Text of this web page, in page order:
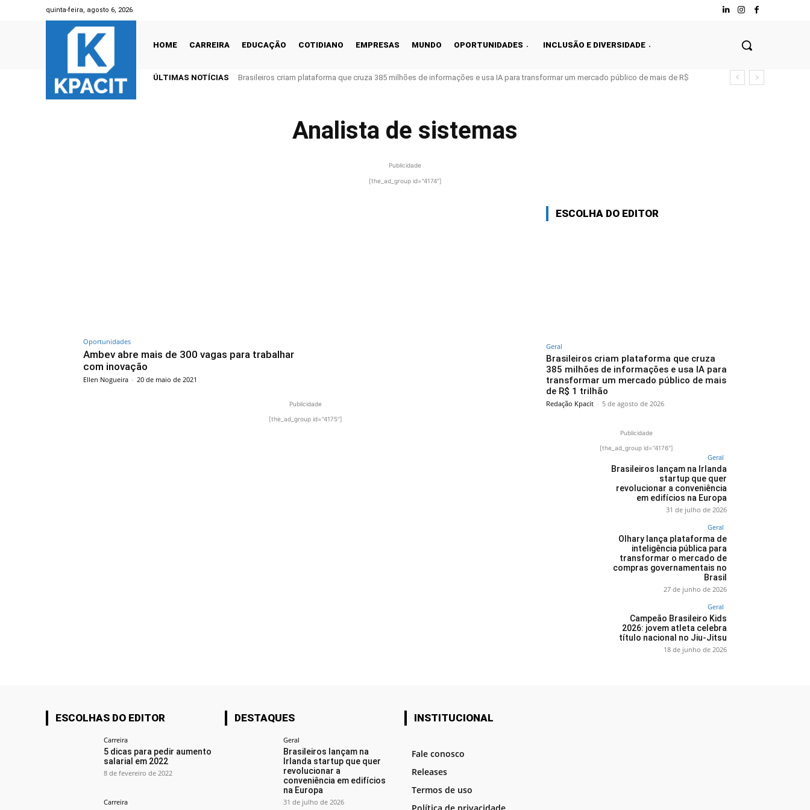
quinta-feira, agosto 6, 2026
HOME CARREIRA EDUCAÇÃO COTIDIANO EMPRESAS MUNDO OPORTUNIDADES INCLUSÃO E DIVERSIDADE
ÚLTIMAS NOTÍCIAS
Brasileiros criam plataforma que cruza 385 milhões de informações e usa IA para transformar um mercado público de mais de R$
Analista de sistemas
Publicidade
[the_ad_group id="4174"]
Oportunidades
Ambev abre mais de 300 vagas para trabalhar
com inovação
Ellen Nogueira - 20 de maio de 2021
Publicidade
[the_ad_group id="4175"]
ESCOLHA DO EDITOR
Geral
Brasileiros criam plataforma que cruza
385 milhões de informações e usa IA para
transformar um mercado público de mais
de R$ 1 trilhão
Redação Kpacit - 5 de agosto de 2026
Publicidade
[the_ad_group id="4176"]
Geral
Brasileiros lançam na Irlanda
startup que quer
revolucionar a conveniência
em edifícios na Europa
31 de julho de 2026
Geral
Olhary lança plataforma de
inteligência pública para
transformar o mercado de
compras governamentais no
Brasil
27 de junho de 2026
Geral
Campeão Brasileiro Kids
2026: jovem atleta celebra
título nacional no Jiu-Jitsu
18 de junho de 2026
ESCOLHAS DO EDITOR
Carreira
5 dicas para pedir aumento
salarial em 2022
8 de fevereiro de 2022
Carreira
DESTAQUES
Geral
Brasileiros lançam na
Irlanda startup que quer
revolucionar a
conveniência em edifícios
na Europa
31 de julho de 2026
INSTITUCIONAL
Fale conosco
Releases
Termos de uso